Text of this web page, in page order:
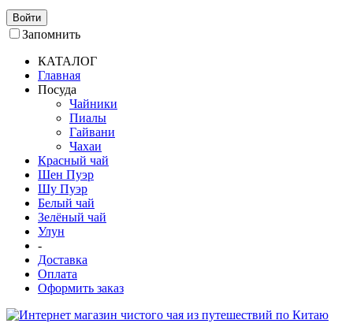
Войти
Запомнить
КАТАЛОГ
Главная
Посуда
Чайники
Пиалы
Гайвани
Чахаи
Красный чай
Шен Пуэр
Шу Пуэр
Белый чай
Зелёный чай
Улун
-
Доставка
Оплата
Оформить заказ